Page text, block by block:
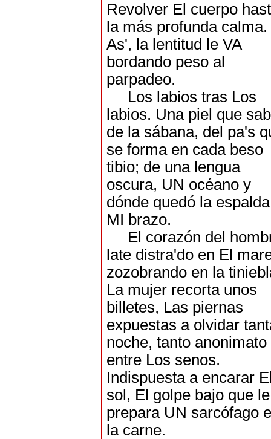
Revolver El cuerpo
la más profunda calma.
As', la lentitud le VA
bordando peso al
parpadeo.
Los labios tras Los
labios. Una piel que
de la sábana, del pa's
se forma en cada beso
tibio; de una lengua
oscura, UN océano y
dónde quedó la
MI brazo.
El corazón del
late distra'do en El
zozobrando en la
La mujer recorta unos
billetes, Las piernas
expuestas a olvidar
noche, tanto anonimato
entre Los senos.
Indispuesta a encarar
sol, El golpe bajo que le
prepara UN sarcófago
la carne.